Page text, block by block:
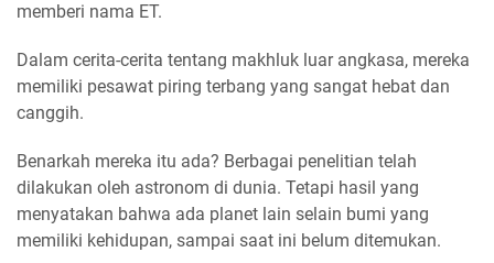
memberi nama ET.
Dalam cerita-cerita tentang makhluk luar angkasa, mereka
memiliki pesawat piring terbang yang sangat hebat dan
canggih.
Benarkah mereka itu ada? Berbagai penelitian telah
dilakukan oleh astronom di dunia. Tetapi hasil yang
menyatakan bahwa ada planet lain selain bumi yang
memiliki kehidupan, sampai saat ini belum ditemukan.